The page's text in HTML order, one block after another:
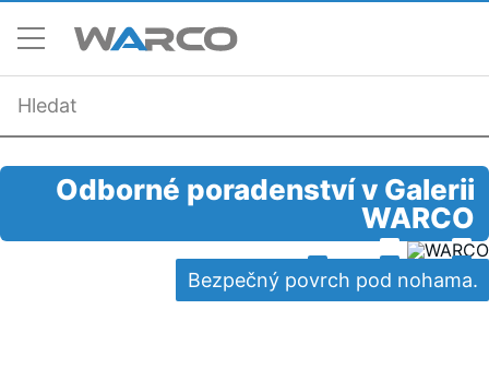
Odborné poradenství v Galerii
WARCO
Bezpečný povrch pod nohama.